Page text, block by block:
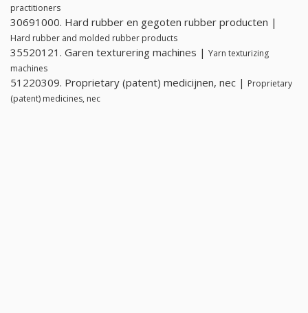
practitioners
30691000. Hard rubber en gegoten rubber producten |
Hard rubber and molded rubber products
35520121. Garen texturering machines | Yarn texturizing
machines
51220309. Proprietary (patent) medicijnen, nec | Proprietary
(patent) medicines, nec